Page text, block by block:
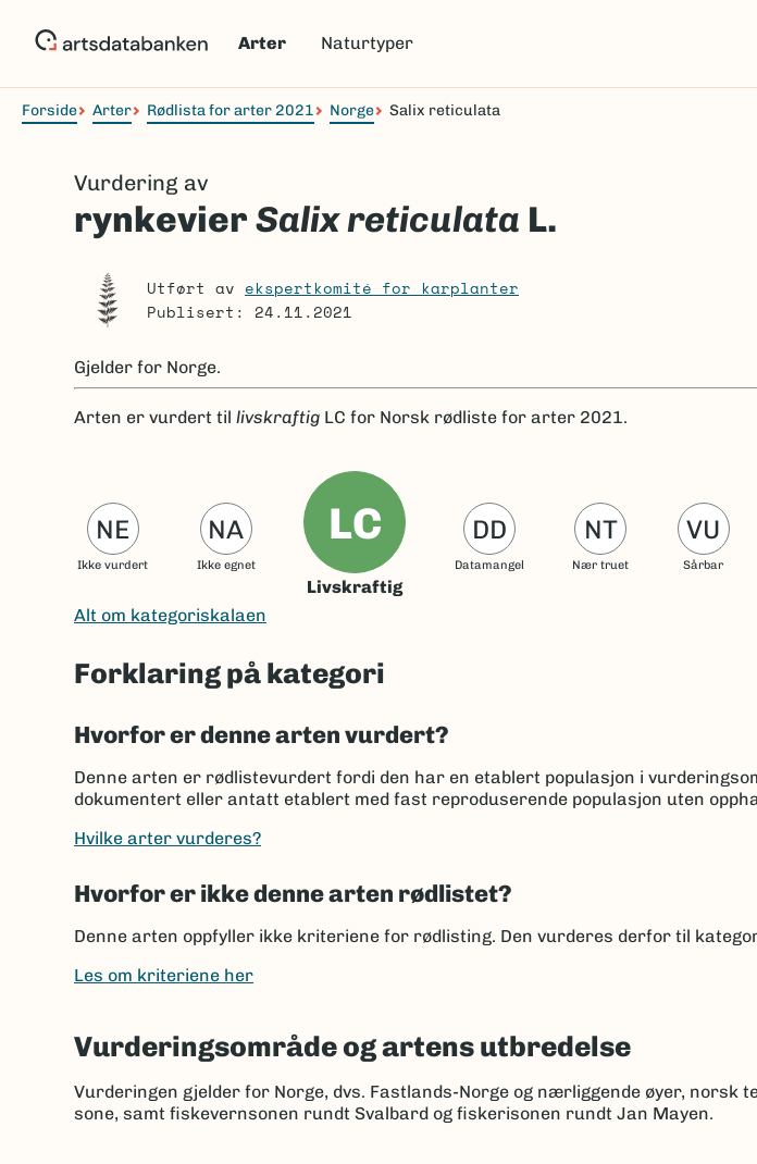
Arter Naturtyper
Navigasjonssti
Forside Arter Rødlista for arter 2021 Norge Salix reticulata
Vurdering av
rynkevier Salix reticulata L.
Utført av ekspertkomité for karplanter
Publisert: 24.11.2021
Gjelder for Norge.
Arten er vurdert til livskraftig LC for Norsk rødliste for arter 2021.
NE
Ikke vurdert
NA
Ikke egnet
LC
Livskraftig
DD
Datamangel
NT
Nær truet
VU
Sårbar
Alt om kategoriskalaen
Forklaring på kategori
Hvorfor er denne arten vurdert?
Denne arten er rødlistevurdert fordi den har en etablert populasjon i
dokumentert eller antatt etablert med fast reproduserende populasjon uten
Hvilke arter vurderes?
Hvorfor er ikke denne arten rødlistet?
Denne arten oppfyller ikke kriteriene for rødlisting. Den vurderes derfor til
Les om kriteriene her
Vurderingsområde og artens utbredelse
Vurderingen gjelder for Norge, dvs. Fastlands-Norge og nærliggende øyer,
sone, samt fiskevernsonen rundt Svalbard og fiskerisonen rundt Jan Mayen.